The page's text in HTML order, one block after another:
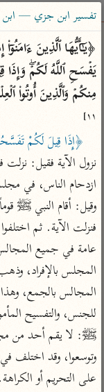
بحث تفسير
for results.
Type 1 or more
for results.
أمّهات
تفسير الطبري
تفسير ابن كثير
تفسير القرطبي
تفسير البغوي
جمع الأقوال
تفسير ابن الجوزي
تفسير الماوردي
تفسير ابن جزي — ابن
مِنكُمۡ وَٱلَّذِینَ أُوتُوا۟
١١]
﴿إِذَا قِيلَ لَكُمْ
على التحريم أو الكراهة.